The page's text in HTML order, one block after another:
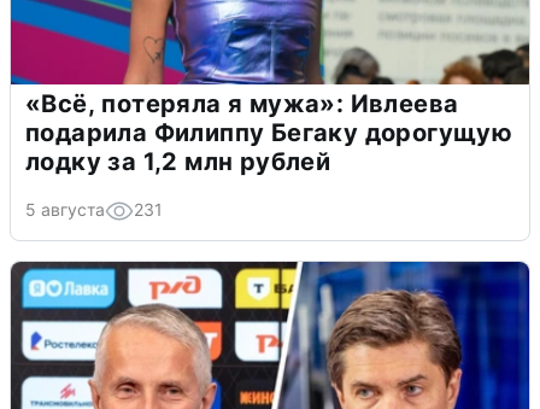
«Всё, потеряла я мужа»: Ивлеева
подарила Филиппу Бегаку дорогущую
лодку за 1,2 млн рублей
5 августа 231